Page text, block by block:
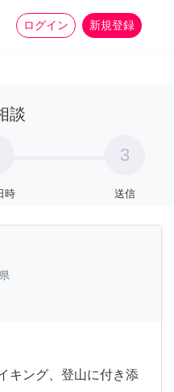
ログイン 新規登録
家事 more_horiz
談
時
3
送信
キング、登山に付き添